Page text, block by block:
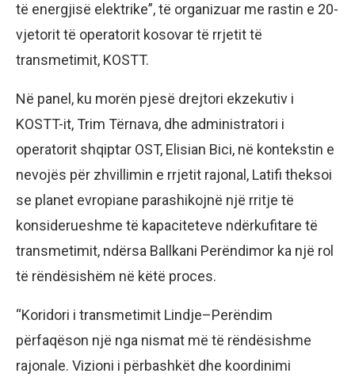
të energjisë elektrike”, të organizuar me rastin e 20-
vjetorit të operatorit kosovar të rrjetit të
transmetimit, KOSTT.
Në panel, ku morën pjesë drejtori ekzekutiv i
KOSTT-it, Trim Tërnava, dhe administratori i
operatorit shqiptar OST, Elisian Bici, në kontekstin e
nevojës për zhvillimin e rrjetit rajonal, Latifi theksoi
se planet evropiane parashikojnë një rritje të
konsiderueshme të kapaciteteve ndërkufitare të
transmetimit, ndërsa Ballkani Perëndimor ka një rol
të rëndësishëm në këtë proces.
“Koridori i transmetimit Lindje–Perëndim
përfaqëson një nga nismat më të rëndësishme
rajonale. Vizioni i përbashkët dhe koordinimi